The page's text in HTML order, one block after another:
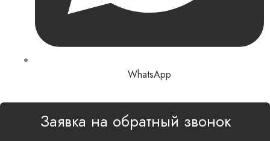
WhatsApp
Заявка на обратный звонок